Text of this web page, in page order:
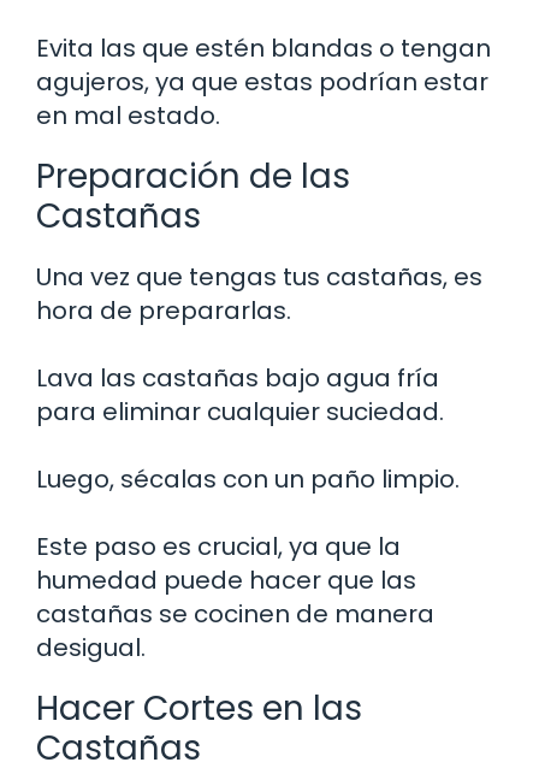
Evita las que estén blandas o tengan
agujeros, ya que estas podrían estar
en mal estado.
Preparación de las
Castañas
Una vez que tengas tus castañas, es
hora de prepararlas.
Lava las castañas bajo agua fría
para eliminar cualquier suciedad.
Luego, sécalas con un paño limpio.
Este paso es crucial, ya que la
humedad puede hacer que las
castañas se cocinen de manera
desigual.
Hacer Cortes en las
Castañas